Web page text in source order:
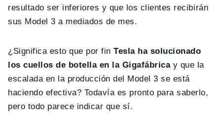
resultado ser inferiores y que los clientes recibirán
sus Model 3 a mediados de mes.
¿Significa esto que por finTesla ha solucionado
los cuellos de botella en la Gigafábricay que la
escalada en la producción del Model 3 se está
haciendo efectiva? Todavía es pronto para saberlo,
pero todo parece indicar que sí.